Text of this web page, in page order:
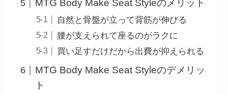
MTG Body Make Seat Styleのメリット
自然と骨盤が立って背筋が伸びる
腰が支えられて座るのがラクに
買い足すだけだから出費が抑えられる
MTG Body Make Seat Styleのデメリッ
ト